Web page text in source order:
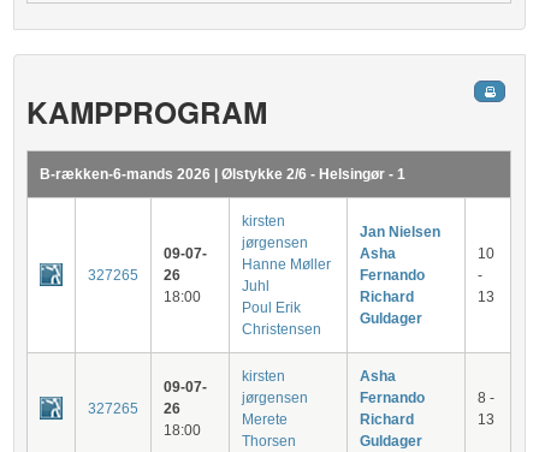
KAMPPROGRAM
B-rækken-6-mands 2026 | Ølstykke 2/6 - Helsingør - 1
327265
09-07-
26
18:00
kirsten
jørgensen
Hanne Møller
Juhl
Poul Erik
Christensen
Jan Nielsen
Asha
Fernando
Richard
Guldager
10
-
13
327265
09-07-
26
18:00
kirsten
jørgensen
Merete
Thorsen
Asha
Fernando
Richard
Guldager
8 -
13